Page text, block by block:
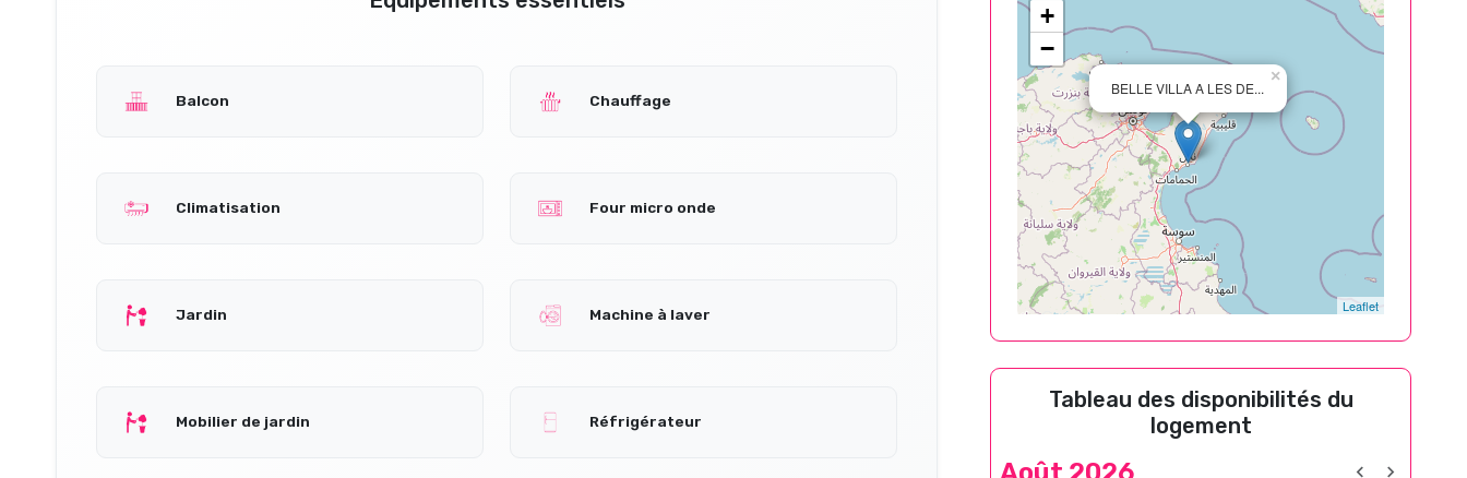
Balcon Chauffage
Climatisation Four micro onde
Jardin Machine à laver
Mobilier de jardin Réfrigérateur
BELLE VILLA A LES DE...
×
+
−
Leaflet
Tableau des disponibilités du
logement